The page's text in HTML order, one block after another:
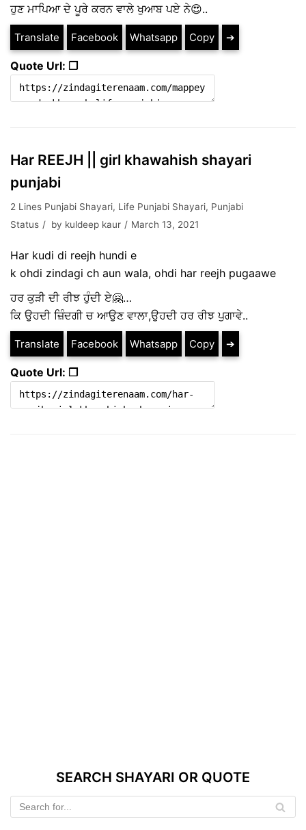
ਹੁਣ ਮਾਪਿਆ ਦੇ ਪੂਰੇ ਕਰਨ ਵਾਲੇ ਖੁਆਬ ਪਏ ਨੇ😍..
Translate Facebook Whatsapp Copy ➔
Quote Url: ❐
Har REEJH || girl khawahish shayari
punjabi
2 Lines Punjabi Shayari, Life Punjabi Shayari, Punjabi
Status
by kuldeep kaur March 13, 2021
Har kudi di reejh hundi e
k ohdi zindagi ch aun wala, ohdi har reejh pugaawe
ਹਰ ਕੁੜੀ ਦੀ ਰੀਝ ਹੁੰਦੀ ਏ🤗…
ਕਿ ਉਹਦੀ ਜ਼ਿੰਦਗੀ ਚ ਆਉਣ ਵਾਲਾ,ਉਹਦੀ ਹਰ ਰੀਝ ਪੁਗਾਵੇ..
Translate Facebook Whatsapp Copy ➔
Quote Url: ❐
SEARCH SHAYARI OR QUOTE